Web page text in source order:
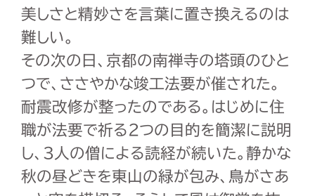
美しさと精妙さを言葉に置き換えるのは
難しい。
その次の日、京都の南禅寺の塔頭のひと
つで、ささやかな竣工法要が催された。
耐震改修が整ったのである。はじめに住
職が法要で祈る2つの目的を簡潔に説明
し、 3 人の僧による読経が続いた。静かな
秋の昼どきを東山の緑が包み、鳥がさあ